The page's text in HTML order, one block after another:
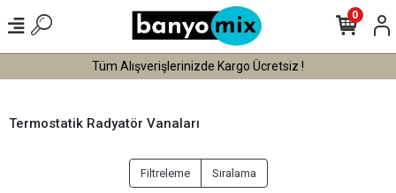
Tüm Alışverişlerinizde Kargo Ücretsiz !
0
Termostatik Radyatör Vanaları
Filtreleme Sıralama